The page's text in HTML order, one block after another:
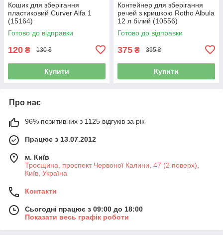
Кошик для зберігання
пластиковий Curver Alfa 1
(15164)
Готово до відправки
120 ₴ 130 ₴
Купити
Контейнер для зберігання
речей з кришкою Rotho Albula
12 л білий (10556)
Готово до відправки
375 ₴ 395 ₴
Купити
Про нас
96% позитивних з 1125 відгуків за рік
Працює з 13.07.2012
м. Київ
Троєщина, проспект Червоної Калини, 47 (2 поверх),
Київ, Україна
Контакти
Сьогодні працює з 09:00 до 18:00
Показати весь графік роботи